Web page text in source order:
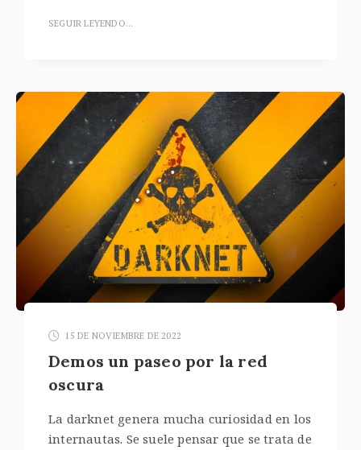
SEGUIR LEYENDO...
15 DE NOVIEMBRE DE 2022
Demos un paseo por la red
oscura
La darknet genera mucha curiosidad en los
internautas. Se suele pensar que se trata de